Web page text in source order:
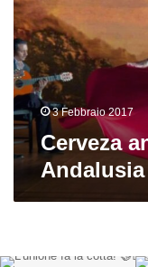
Andalusia
3 Febbraio 2017
Cerveza
Andalusia